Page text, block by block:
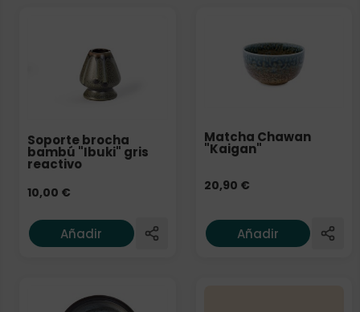
Soporte brocha
bambú "Ibuki" gris
reactivo
10,00 €
Añadir
Matcha Chawan
"Kaigan"
20,90 €
Añadir